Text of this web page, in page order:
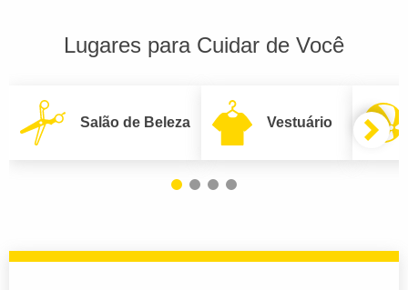
Lugares para Cuidar de Você
Salão de Beleza Vestuário